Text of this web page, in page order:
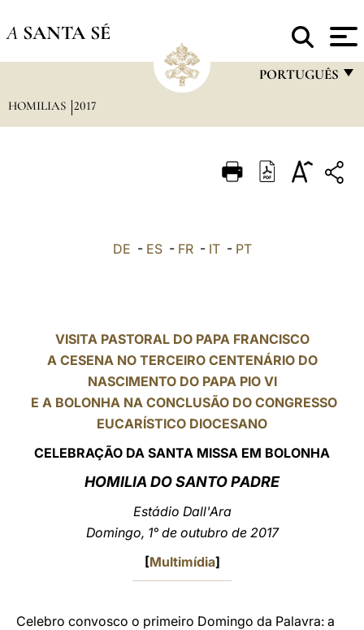
A SANTA SÉ
PORTUGUÊS
ITALIANO
中文
LATINE
HOMILIAS 2017
DE - ES- FR- IT- PT
VISITA PASTORAL DO PAPA FRANCISCO
A CESENA NO TERCEIRO CENTENÁRIO DO
NASCIMENTO DO PAPA PIO VI
E A BOLONHA NA CONCLUSÃO DO CONGRESSO
EUCARÍSTICO DIOCESANO
CELEBRAÇÃO DA SANTA MISSA EM BOLONHA
HOMILIA DO SANTO PADRE
Estádio Dall'Ara
Domingo, 1° de outubro de 2017
[Multimídia]
Celebro convosco o primeiro Domingo da Palavra: a